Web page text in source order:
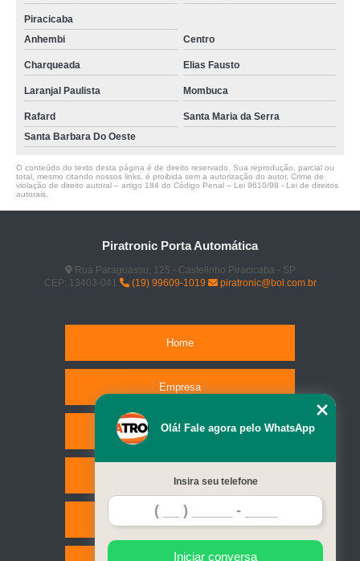
Piracicaba
Anhembi
Centro
Charqueada Elias Fausto
Laranjal Paulista Mombuca
Rafard
Santa Maria da Serra
Santa Barbara Do Oeste
O conteúdo do texto desta página é de direito reservado. Sua reprodução, parcial ou
total, mesmo citando nossos links, é proibida sem a autorização do autor. Crime de
violação de direito autoral – artigo 184 do Código Penal – Lei 9610/98 - Lei de direitos
autorais
Piratronic Porta Automática
Rua Paraguassu, 125 - Castelinho Piracicaba - SP
CEP: 13403-041
(19) 99609-1019 piratronic@bol.com.br
Home
Empresa
Missão
Serviços
Contato
Olá! Fale agora pelo WhatsApp
Insira seu telefone
Iniciar conversa